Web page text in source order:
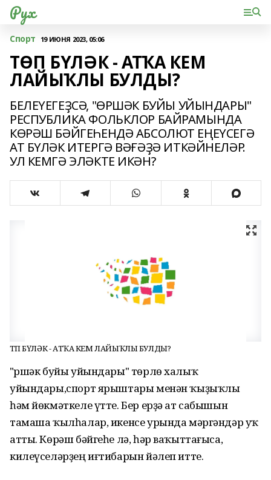
Рух
Спорт 19 ИЮНЯ 2023, 05:06
ТӨП БҮЛӘК - АТҠА КЕМ
ЛАЙЫҠЛЫ БУЛДЫ?
БЕЛЕҮЕГЕҘСӘ, "ӨРШӘК БУЙЫ УЙЫНДАРЫ"
РЕСПУБЛИКА ФОЛЬКЛОР БАЙРАМЫНДА
КӨРӘШ БӘЙГЕҺЕНДӘ АБСОЛЮТ ЕҢЕҮСЕГӘ
АТ БҮЛӘК ИТЕРГӘ ВӘҒӘҘӘ ИТКӘЙНЕЛӘР.
УЛ КЕМГӘ ЭЛӘКТЕ ИКӘН?
ТӨП БҮЛӘК - АТҠА КЕМ ЛАЙЫҠЛЫ БУЛДЫ?
"Өршәк буйы уйындары" төрлө халыҡ
уйындары,спорт ярыштары менән ҡыҙыҡлы
һәм йөкмәткеле үтте. Бер ерҙә ат сабышын
тамаша ҡылһалар, икенсе урында мәргәндәр уҡ
атты. Көрәш бәйгеһе лә, һәр ваҡыттағыса,
килеүселәрҙең иғтибарын йәлеп итте.